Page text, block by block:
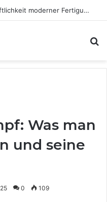
Warum Feinguss zur Wirtschaftlichkeit moderner Fertigungsprozesse beiträgt
Was man
und seine
0 109